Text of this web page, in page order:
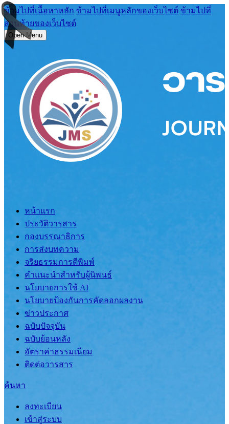
ข้ามไปที่เนื้อหาหลัก ข้ามไปที่เมนูหลักของเว็บไซต์ ข้ามไปที่
ส่วนท้ายของเว็บไซต์
Open Menu
หน้าแรก
ประวัติวารสาร
กองบรรณาธิการ
การส่งบทความ
จริยธรรมการตีพิมพ์
คำแนะนำสำหรับผู้นิพนธ์
นโยบายการใช้ AI
นโยบายป้องกันการคัดลอกผลงาน
ข่าวประกาศ
ฉบับปัจจุบัน
ฉบับย้อนหลัง
อัตราค่าธรรมเนียม
ติดต่อวารสาร
ค้นหา
ลงทะเบียน
เข้าสู่ระบบ